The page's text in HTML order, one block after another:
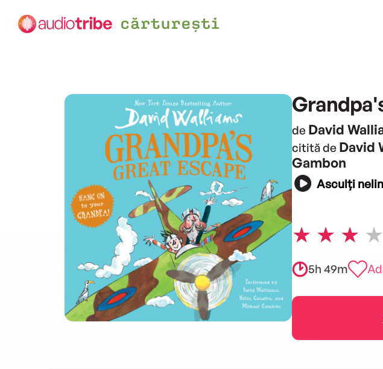
de David
citită de David
Gambon
Asculți
5h 49m